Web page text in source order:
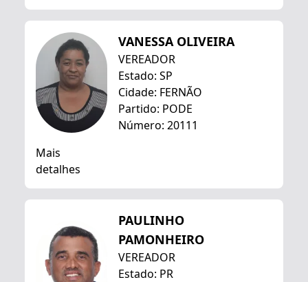
VANESSA OLIVEIRA
VEREADOR
Estado: SP
Cidade: FERNÃO
Partido: PODE
Número: 20111
Mais
detalhes
PAULINHO
PAMONHEIRO
VEREADOR
Estado: PR